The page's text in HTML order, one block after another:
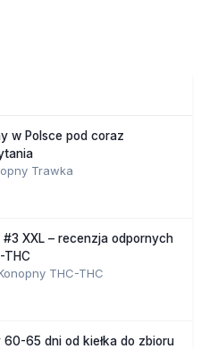
w Polsce pod coraz
Trawka
XXL – recenzja odpornych
THC
THC-THC
60-65 dni od kiełka do zbioru